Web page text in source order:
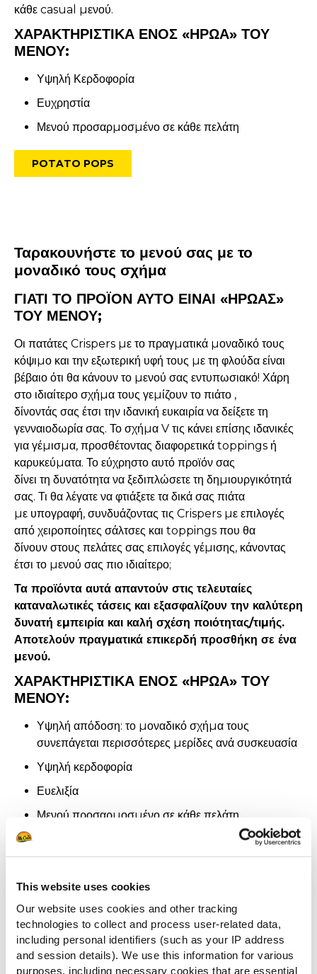
This website uses cookies
Our website uses cookies and other tracking
technologies to collect and process user-related data,
including personal identifiers (such as your IP address
and session details). We use this information for various
purposes, including necessary cookies that are essential
κάθε casual µενού.
ΧΑΡΑΚΤΗΡΙΣΤΙΚΑ ΕΝΟΣ «ΗΡΩΑ» ΤΟΥ
ΜΕΝΟΥ:
Υψηλή Κερδοφορία
Ευχρηστία
Μενού προσαρµοσµένο σε κάθε πελάτη
POTATO POPS
Ταρακουνήστε το μενού σας με το
μοναδικό τους σχήμα
ΓΙΑΤΙ ΤΟ ΠΡΟΪΟΝ ΑΥΤΟ ΕΙΝΑΙ «ΗΡΩΑΣ»
ΤΟΥ ΜΕΝΟΥ;
Οι πατάτες Crispers µε το πραγµατικά µοναδικό τους
κόψιµο και την εξωτερική υφή τους µε τη φλούδα είναι
βέβαιο ότι θα κάνουν το µενού σας εντυπωσιακό! Χάρη
στο ιδιαίτερο σχήµα τους γεµίζουν το πιάτο ,
δίνοντάς σας έτσι την ιδανική ευκαιρία να δείξετε τη
γενναιοδωρία σας. Το σχήµα V τις κάνει επίσης ιδανικές
για γέµισµα, προσθέτοντας διαφορετικά toppings ή
καρυκεύµατα. Το εύχρηστο αυτό προϊόν σας
δίνει τη δυνατότητα να ξεδιπλώσετε τη δηµιουργικότητά
σας. Τι θα λέγατε να φτιάξετε τα δικά σας πιάτα
µε υπογραφή, συνδυάζοντας τις Crispers µε επιλογές
από χειροποίητες σάλτσες και toppings που θα
δίνουν στους πελάτες σας επιλογές γέµισης, κάνοντας
έτσι το µενού σας πιο ιδιαίτερο;
Τα προϊόντα αυτά απαντούν στις τελευταίες
καταναλωτικές τάσεις και εξασφαλίζουν την καλύτερη
δυνατή εµπειρία και καλή σχέση ποιότητας/τιµής.
Αποτελούν πραγµατικά επικερδή προσθήκη σε ένα
µενού.
ΧΑΡΑΚΤΗΡΙΣΤΙΚΑ ΕΝΟΣ «ΗΡΩΑ» ΤΟΥ
ΜΕΝΟΥ:
Υψηλή απόδοση: το µοναδικό σχήµα τους
συνεπάγεται περισσότερες µερίδες ανά συσκευασία
Υψηλή κερδοφορία
Ευελιξία
Μενού προσαρµοσµένο σε κάθε πελάτη
Βουτιά στη Γεύση με την απόλυτη λύση